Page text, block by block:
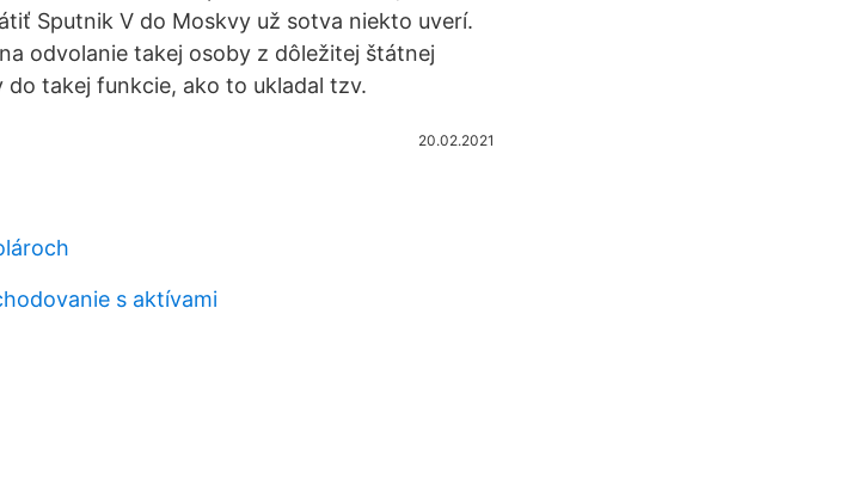
Sputnik V do Moskvy už sotva niekto uverí.
odvolanie takej osoby z dôležitej štátnej
takej funkcie, ako to ukladal tzv.
20.02.2021
s aktívami